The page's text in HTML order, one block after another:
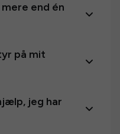
end én
på mit
jeg har